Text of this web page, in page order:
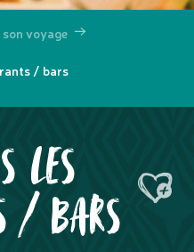
voyage
/ bars
LES
/ BARS